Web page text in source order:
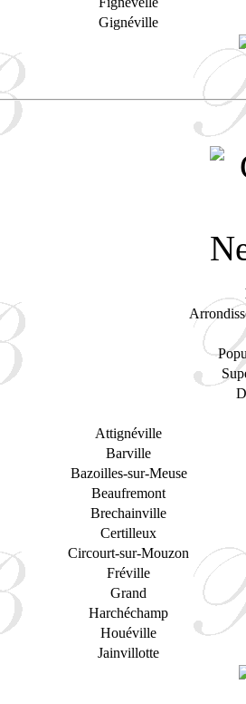
Gignéville
Attignéville
Barville
Bazoilles-sur-Meuse
Beaufremont
Brechainville
Certilleux
Circourt-sur-Mouzon
Fréville
Grand
Harchéchamp
Houéville
Jainvillotte